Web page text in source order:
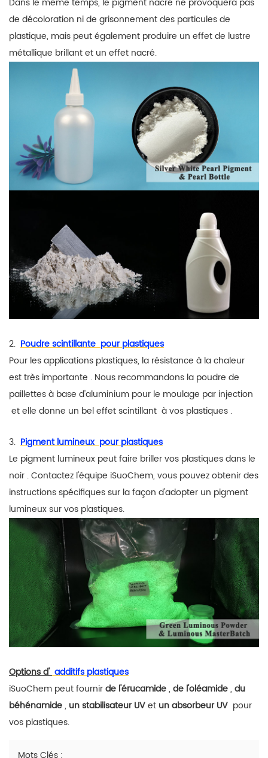
de décoloration ni de grisonnement des particules de
plastique, mais peut également produire un effet de lustre
métallique brillant et un effet nacré.
2. Poudre scintillantepour plastiques
Pour les applications plastiques, la résistance à la chaleur
est très importante . Nous recommandons la poudre de
paillettes à base d'aluminium pour le moulage par injection
et elle donne un beleffet scintillant à vos plastiques .
3. Pigment lumineuxpour plastiques
Le pigment lumineux peut faire briller vos plastiques dans le
noir .Contactez l'équipe iSuoChem, vous pouvez obtenir des
instructions spécifiques sur la façon d'adopter un pigment
lumineux sur vos plastiques.
Options d' additifs plastiques
iSuoChem peut fournirde l'érucamide, de l'oléamide, du
béhénamide, un stabilisateurUVet un absorbeur UV pour
vos plastiques.
Mots Clés :